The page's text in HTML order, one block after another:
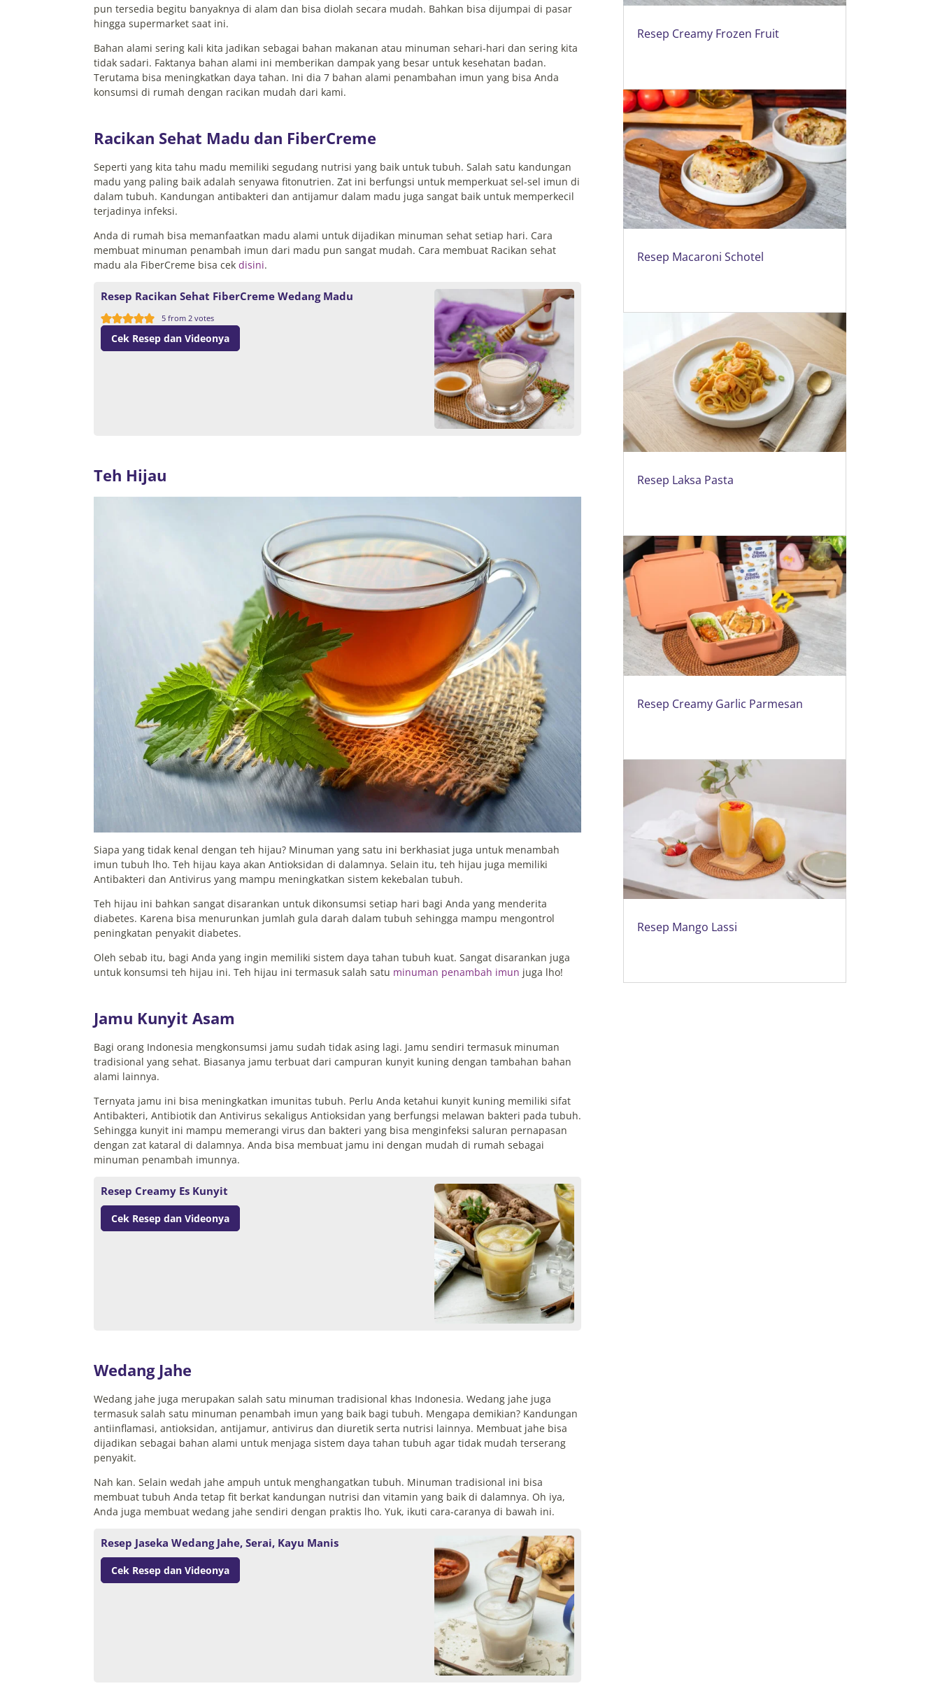
pun tersedia begitu banyaknya di alam dan bisa diolah secara mudah. Bahkan bisa dijumpai di pasar
hingga supermarket saat ini.
Bahan alami sering kali kita jadikan sebagai bahan makanan atau minuman sehari-hari dan sering kita
tidak sadari. Faktanya bahan alami ini memberikan dampak yang besar untuk kesehatan badan.
Terutama bisa meningkatkan daya tahan. Ini dia 7 bahan alami penambahan imun yang bisa Anda
konsumsi di rumah dengan racikan mudah dari kami.
Racikan Sehat Madu dan FiberCreme
Seperti yang kita tahu madu memiliki segudang nutrisi yang baik untuk tubuh. Salah satu kandungan
madu yang paling baik adalah senyawa fitonutrien. Zat ini berfungsi untuk memperkuat sel-sel imun di
dalam tubuh. Kandungan antibakteri dan antijamur dalam madu juga sangat baik untuk memperkecil
terjadinya infeksi.
Anda di rumah bisa memanfaatkan madu alami untuk dijadikan minuman sehat setiap hari. Cara
membuat minuman penambah imun dari madu pun sangat mudah. Cara membuat Racikan sehat
madu ala FiberCreme bisa cekdisini.
Resep Racikan Sehat FiberCreme Wedang Madu
5 from 2 votes
Cek Resep dan Videonya
Teh Hijau
Siapa yang tidak kenal dengan teh hijau? Minuman yang satu ini berkhasiat juga untuk menambah
imun tubuh lho. Teh hijau kaya akan Antioksidan di dalamnya. Selain itu, teh hijau juga memiliki
Antibakteri dan Antivirus yang mampu meningkatkan sistem kekebalan tubuh.
Teh hijau ini bahkan sangat disarankan untuk dikonsumsi setiap hari bagi Anda yang menderita
diabetes. Karena bisa menurunkan jumlah gula darah dalam tubuh sehingga mampu mengontrol
peningkatan penyakit diabetes.
Oleh sebab itu, bagi Anda yang ingin memiliki sistem daya tahan tubuh kuat. Sangat disarankan juga
untuk konsumsi teh hijau ini. Teh hijau ini termasuk salah satu minuman penambah imun juga lho!
Jamu Kunyit Asam
Bagi orang Indonesia mengkonsumsi jamu sudah tidak asing lagi. Jamu sendiri termasuk minuman
tradisional yang sehat. Biasanya jamu terbuat dari campuran kunyit kuning dengan tambahan bahan
alami lainnya.
Ternyata jamu ini bisa meningkatkan imunitas tubuh. Perlu Anda ketahui kunyit kuning memiliki sifat
Antibakteri, Antibiotik dan Antivirus sekaligus Antioksidan yang berfungsi melawan bakteri pada tubuh.
Sehingga kunyit ini mampu memerangi virus dan bakteri yang bisa menginfeksi saluran pernapasan
dengan zat kataral di dalamnya.Anda bisa membuat jamu ini dengan mudah di rumah sebagai
minuman penambah imunnya.
Resep Creamy Es Kunyit
Cek Resep dan Videonya
Wedang Jahe
Wedang jahe juga merupakan salah satu minuman tradisional khas Indonesia. Wedang jahe juga
termasuk salah satu minuman penambah imun yang baik bagi tubuh. Mengapa demikian? Kandungan
antiinflamasi, antioksidan, antijamur, antivirus dan diuretik serta nutrisi lainnya. Membuat jahe bisa
dijadikan sebagai bahan alami untuk menjaga sistem daya tahan tubuh agar tidak mudah terserang
penyakit.
Nah kan. Selain wedah jahe ampuh untuk menghangatkan tubuh. Minuman tradisional ini bisa
membuat tubuh Anda tetap fit berkat kandungan nutrisi dan vitamin yang baik di dalamnya. Oh iya,
Anda juga membuat wedang jahe sendiri dengan praktis lho. Yuk, ikuti cara-caranya di bawah ini.
Resep Jaseka Wedang Jahe, Serai, Kayu Manis
Cek Resep dan Videonya
Resep Creamy Frozen Fruit
Resep Macaroni Schotel
Resep Laksa Pasta
Resep Creamy Garlic Parmesan
Resep Mango Lassi